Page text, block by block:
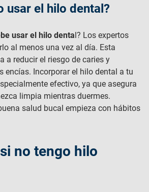
usar el hilo dental?
usar el hilo denta l? Los expertos
al menos una vez al día. Esta
a reducir el riesgo de caries y
encías. Incorporar el hilo dental a tu
efectivo, ya que asegura
limpia mientras duermes.
salud bucal empieza con hábitos
no tengo hilo